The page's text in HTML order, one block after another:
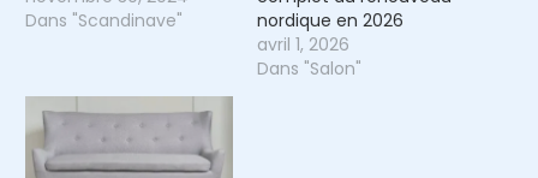
Dans "Scandinave"
nordique en 2026
avril 1, 2026
Dans "Salon"